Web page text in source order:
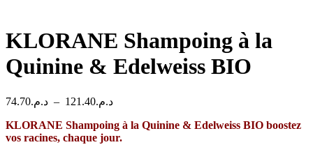
KLORANE Shampoing à la
Quinine & Edelweiss BIO
د.م.74.70 – د.م.121.40
Plage
prix :
د.م.74.70
KLORANE Shampoing à la Quinine & Edelweiss BIO boostez
vos racines, chaque jour.